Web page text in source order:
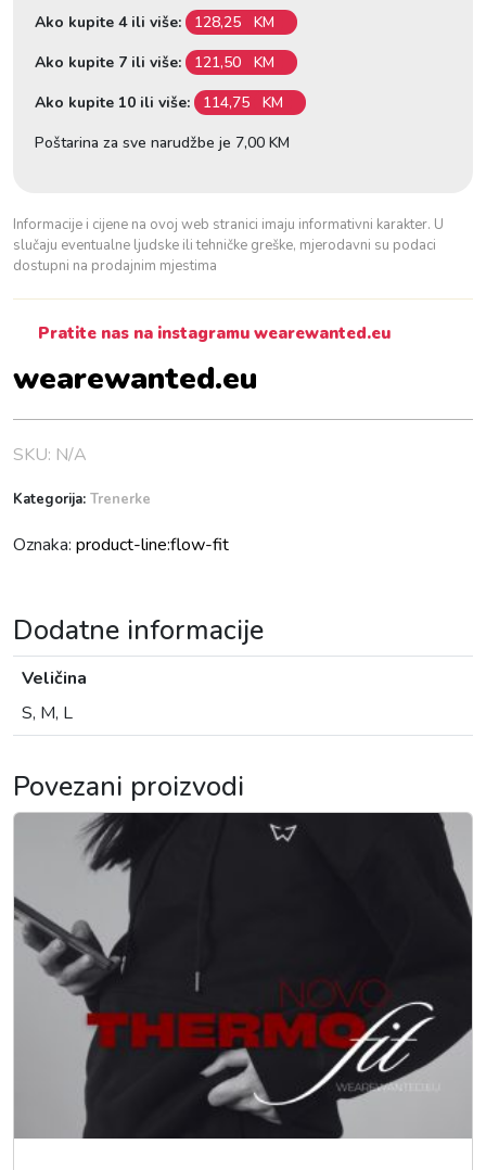
a
Ako kupite 4 ili više:
128,25
KM
Ako kupite 7 ili više:
121,50
KM
Ako kupite 10 ili više:
114,75
KM
Poštarina za sve narudžbe je 7,00 KM
Informacije i cijene na ovoj web stranici imaju informativni karakter. U
slučaju eventualne ljudske ili tehničke greške, mjerodavni su podaci
dostupni na prodajnim mjestima
Pratite nas na instagramu wearewanted.eu
wearewanted.eu
SKU: N/A
Kategorija: Trenerke
Oznaka: product-line:flow-fit
Dodatne informacije
Veličina
S, M, L
Povezani proizvodi